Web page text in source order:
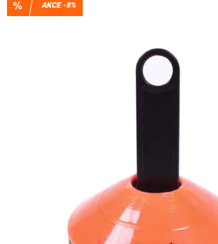
AKCE -8%